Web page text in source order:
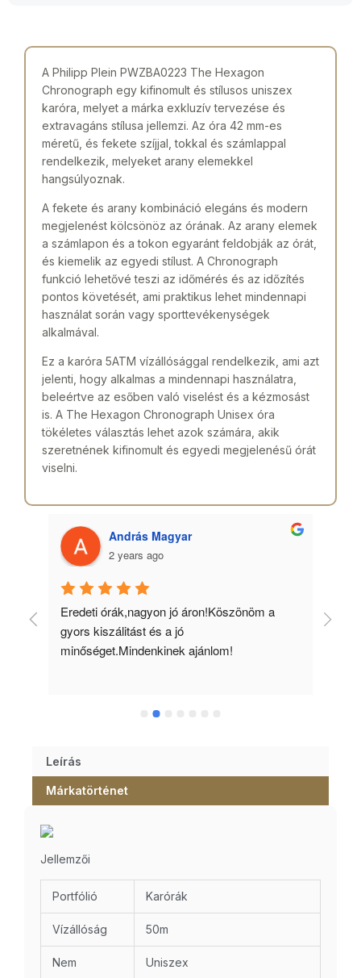
A Philipp Plein PWZBA0223 The Hexagon
Chronograph egy kifinomult és stílusos uniszex
karóra, melyet a márka exkluzív tervezése és
extravagáns stílusa jellemzi. Az óra 42 mm-es
méretű, és fekete szíjjal, tokkal és számlappal
rendelkezik, melyeket arany elemekkel
hangsúlyoznak.
A fekete és arany kombináció elegáns és modern
megjelenést kölcsönöz az órának. Az arany elemek
a számlapon és a tokon egyaránt feldobják az órát,
és kiemelik az egyedi stílust. A Chronograph
funkció lehetővé teszi az időmérés és az időzítés
pontos követését, ami praktikus lehet mindennapi
használat során vagy sporttevékenységek
alkalmával.
Ez a karóra 5ATM vízállósággal rendelkezik, ami azt
jelenti, hogy alkalmas a mindennapi használatra,
beleértve az esőben való viselést és a kézmosást
is. A The Hexagon Chronograph Unisex óra
tökéletes választás lehet azok számára, akik
szeretnének kifinomult és egyedi megjelenésű órát
viselni.
András Magyar
2 years ago
Eredeti órák,nagyon jó áron!Köszönöm a
gyors kiszálitást és a jó
minőséget.Mindenkinek ajánlom!
Leírás
Márkatörténet
Jellemzői
Portfólió Karórák
Vízállóság 50m
Nem Uniszex